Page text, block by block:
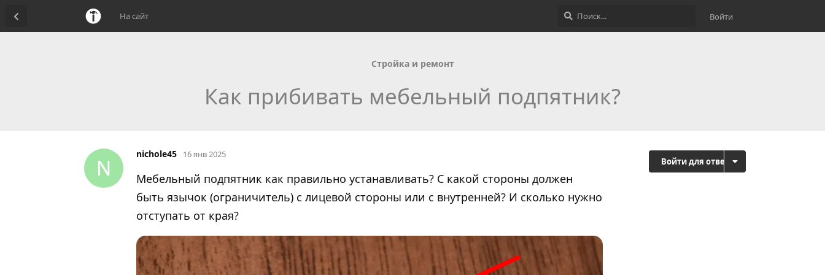
На сайт Войти
Стройка и ремонт
Как прибивать мебельный подпятник?
Войти для ответа
N
nichole45 16 янв 2025
Мебельный подпятник как правильно устанавливать? С какой стороны должен
быть язычок (ограничитель) с лицевой стороны или с внутренней? И сколько нужно
отступать от края?